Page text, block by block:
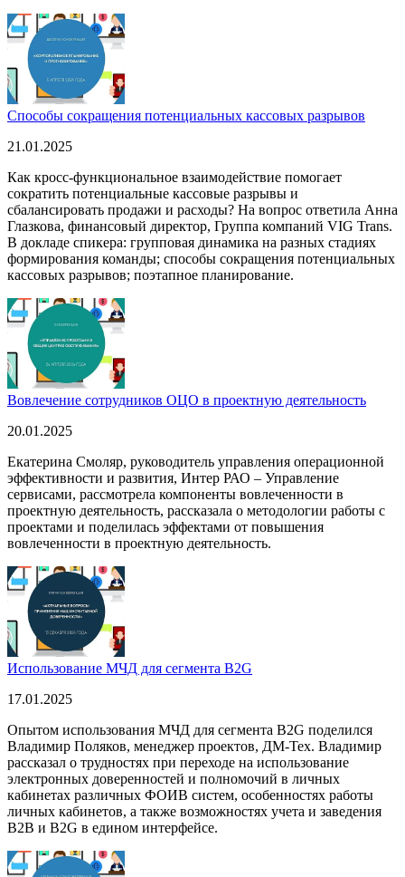
Способы сокращения потенциальных кассовых разрывов
21.01.2025
Как кросс-функциональное взаимодействие помогает
сократить потенциальные кассовые разрывы и
сбалансировать продажи и расходы? На вопрос ответила Анна
Глазкова, финансовый директор, Группа компаний VIG Trans.
В докладе спикера: групповая динамика на разных стадиях
формирования команды; способы сокращения потенциальных
кассовых разрывов; поэтапное планирование.
Вовлечение сотрудников ОЦО в проектную деятельность
20.01.2025
Екатерина Смоляр, руководитель управления операционной
эффективности и развития, Интер РАО – Управление
сервисами, рассмотрела компоненты вовлеченности в
проектную деятельность, рассказала о методологии работы с
проектами и поделилась эффектами от повышения
вовлеченности в проектную деятельность.
Использование МЧД для сегмента B2G
17.01.2025
Опытом использования МЧД для сегмента B2G поделился
Владимир Поляков, менеджер проектов, ДМ-Тех. Владимир
рассказал о трудностях при переходе на использование
электронных доверенностей и полномочий в личных
кабинетах различных ФОИВ систем, особенностях работы
личных кабинетов, а также возможностях учета и заведения
B2B и B2G в едином интерфейсе.